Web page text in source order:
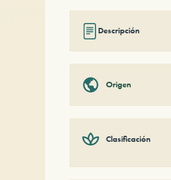
Descripción
Origen
Clasificación